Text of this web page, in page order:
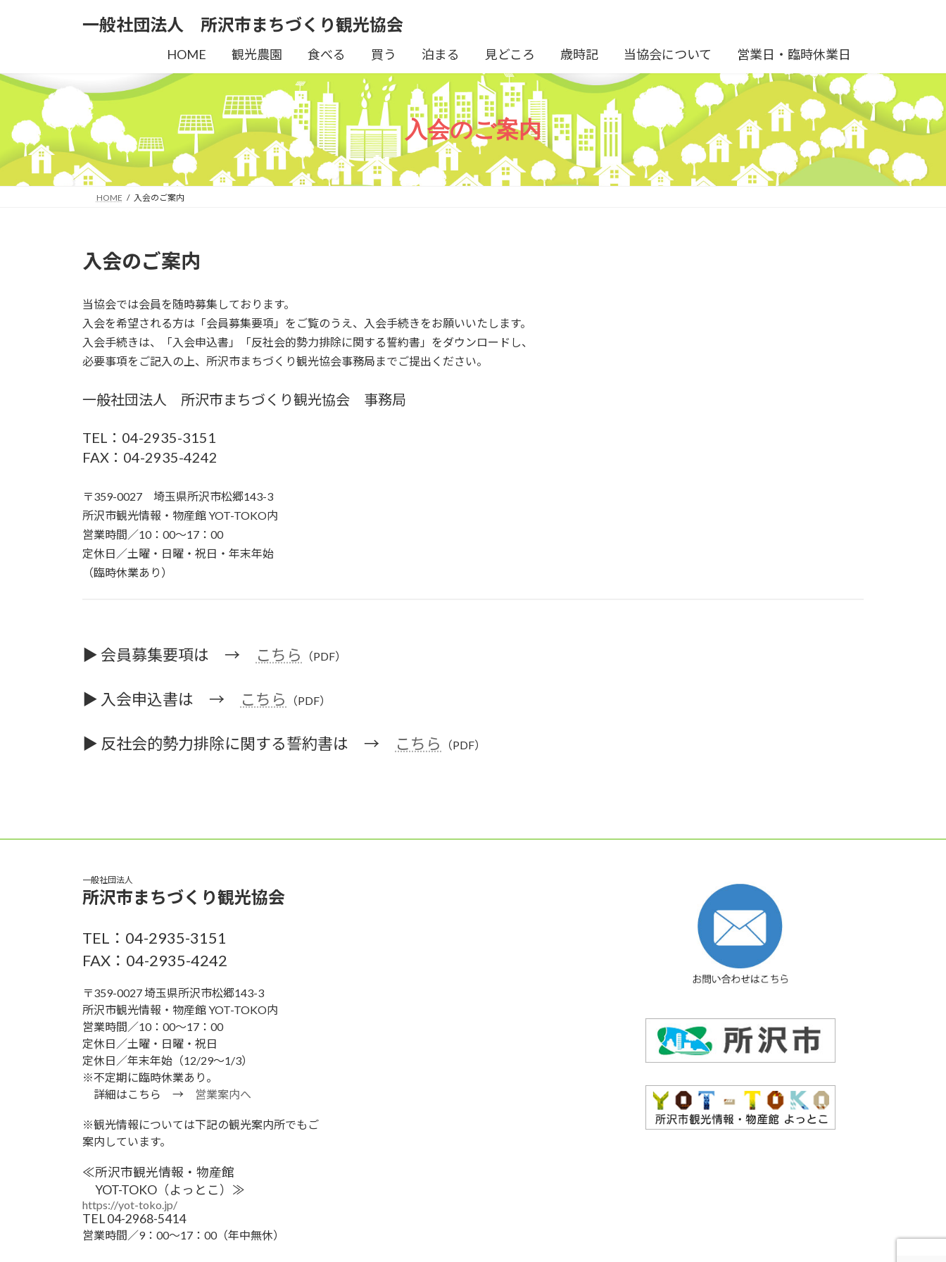
ツ
プ
シ
動
一般社団法人 所沢市まちづくり観光協会
HOME 観光農園 食べる 買う 泊まる 見どころ 歳時記 当協会について 営業日・臨時休業日
入会のご案内
HOME 入会のご案内
入会のご案内
当協会では会員を随時募集しております。
入会を希望される方は「会員募集要項」をご覧のうえ、入会手続きをお願いいたします。
入会手続きは、「入会申込書」「反社会的勢力排除に関する誓約書」をダウンロードし、
必要事項をご記入の上、所沢市まちづくり観光協会事務局までご提出ください。
一般社団法人 所沢市まちづくり観光協会 事務局
TEL：04-2935-3151
FAX：04-2935-4242
〒359-0027 埼玉県所沢市松郷143-3
所沢市観光情報・物産館 YOT-TOKO内
営業時間／10：00〜17：00
定休日／土曜・日曜・祝日・年末年始
（臨時休業あり）
▶ 会員募集要項は → こちら （PDF）
▶ 入会申込書は → こちら （PDF）
▶ 反社会的勢力排除に関する誓約書は → こちら （PDF）
一般社団法人
所沢市まちづくり観光協会
TEL：04-2935-3151
FAX：04-2935-4242
〒359-0027 埼玉県所沢市松郷143-3
所沢市観光情報・物産館 YOT-TOKO内
営業時間／10：00〜17：00
定休日／土曜・日曜・祝日
定休日／年末年始（12/29～1/3）
※不定期に臨時休業あり。
詳細はこちら →
営業案内へ
※観光情報については下記の観光案内所でもご
案内しています。
≪所沢市観光情報・物産館
YOT-TOKO（よっとこ）≫
https://yot-toko.jp/
TEL 04-2968-5414
営業時間／9：00～17：00（年中無休）